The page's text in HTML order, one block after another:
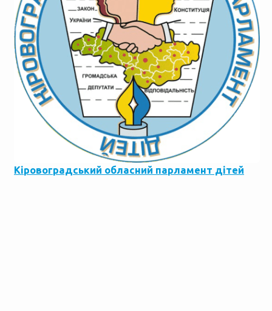
Кіровоградський обласний парламент дітей